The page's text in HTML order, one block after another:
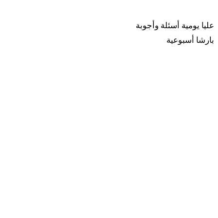
عليا يومية أسئلة وأجوبة
بارشا أسبوعية